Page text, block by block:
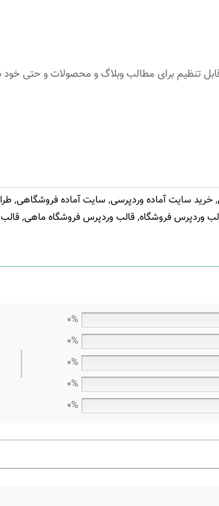
تنظیم برای مطالب وبلاگ و محصولات و حتی خود
,خرید سایت آماده وردپرسی, سایت آماده فروشگاهی,
وردپرس فروشگاه,قالب وردپرس فروشگاه ماهی,
0%
0%
0%
0%
0%